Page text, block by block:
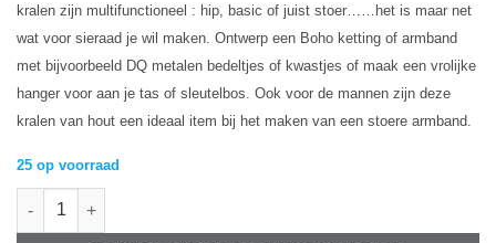
kralen zijn multifunctioneel : hip, basic of juist stoer……het is maar net
wat voor sieraad je wil maken. Ontwerp een Boho ketting of armband
met bijvoorbeeld DQ metalen bedeltjes of kwastjes of maak een vrolijke
hanger voor aan je tas of sleutelbos. Ook voor de mannen zijn deze
kralen van hout een ideaal item bij het maken van een stoere armband.
25 op voorraad
Houten Kralen Licht lever 12mm aantal